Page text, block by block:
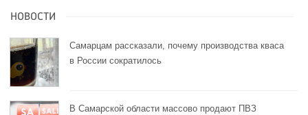
НОВОСТИ
Самарцам рассказали, почему производства кваса
в России сократилось
В Самарской области массово продают ПВЗ